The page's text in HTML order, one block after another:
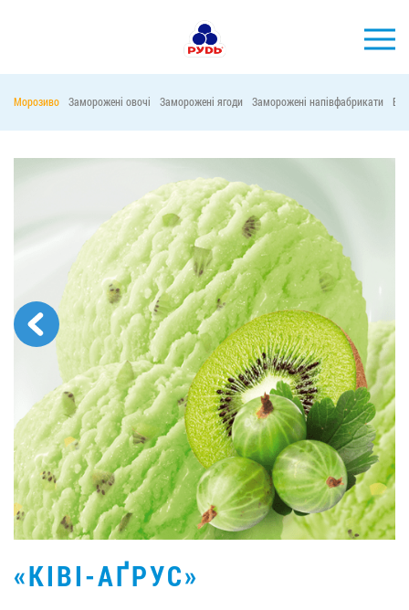
ПРОДУКЦІЯ
КОМПАНІЯ
СПОЖИВАЧАМ
АКЦІЇ
ПРЕС-ЦЕНТР
ХОРЕКА
Тендерні закупівлі
Контакти
Вакансії
ЗАМОВИТИ ПРОДУКЦІЮ «РУДЬ»:
СТАТИ ПАРТНЕРОМ
Морозиво Заморожені овочі Заморожені ягоди Заморожені напівфабрикати
«КІВІ-АҐРУС»